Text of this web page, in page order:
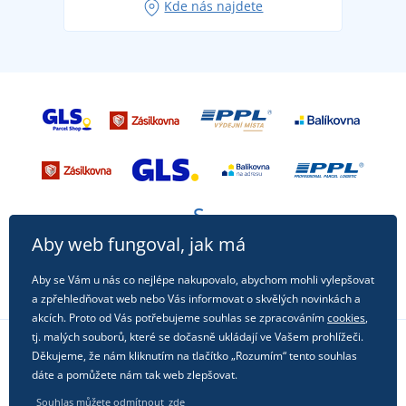
Kde nás najdete
Sledujte nás na sociálních sítích
Aby web fungoval, jak má
Aby se Vám u nás co nejlépe nakupovalo, abychom mohli vylepšovat
a zpřehledňovat web nebo Vás informovat o skvělých novinkách a
akcích. Proto od Vás potřebujeme souhlas se zpracovánímcookies,
tj. malých souborů, které se dočasně ukládají ve Vašem prohlížeči.
Děkujeme, že nám kliknutím na tlačítko „Rozumím“ tento souhlas
dáte a pomůžete nám tak web zlepšovat.
Souhlas můžete odmítnout zde